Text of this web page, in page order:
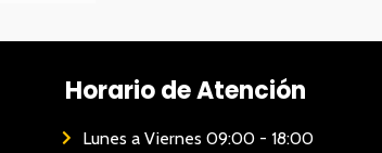
Horario de Atención
Lunes a Viernes 09:00 - 18:00